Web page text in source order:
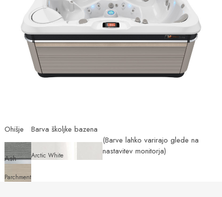
Ohišje
Ash
Parchment
Barva školjke bazena
Arctic White
(Barve lahko varirajo glede na
nastavitev monitorja)